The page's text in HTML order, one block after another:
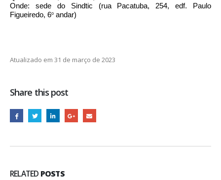
Onde: sede do Sindtic (rua Pacatuba, 254, edf. Paulo
Figueiredo, 6o andar)
Atualizado em 31 de março de 2023
Share this post
RELATED POSTS